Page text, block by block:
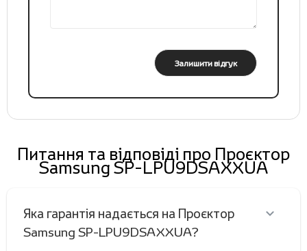
Залишити відгук
Питання та відповіді про Проєктор
Samsung SP-LPU9DSAXXUA
Яка гарантія надається на Проєктор
Samsung SP-LPU9DSAXXUA?